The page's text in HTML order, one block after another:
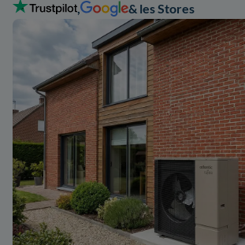
,
& les Stores